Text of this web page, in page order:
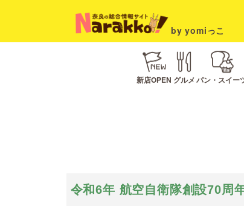
by yomiっこ
新店OPEN グルメ パン・スイー
令和6年 航空自衛隊創設70周